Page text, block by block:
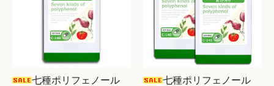
七種ポリフェノール
七種ポリフェノール